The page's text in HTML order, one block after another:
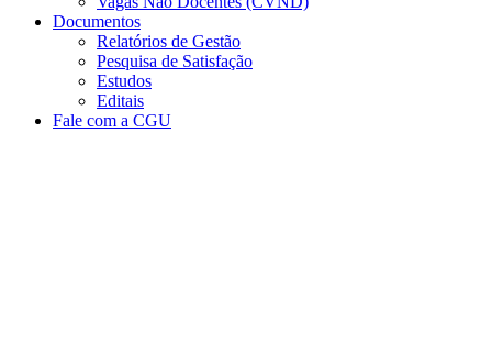
Documentos
Relatórios de Gestão
Pesquisa de Satisfação
Estudos
Editais
Fale com a CGU